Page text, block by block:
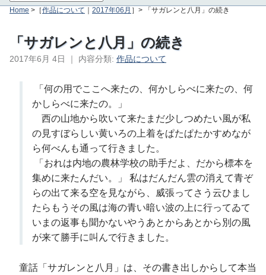
Home >［作品について ｜ 2017年06月 ］> 「サガレンと八月」の続き
「サガレンと八月」の続き
2017年6月 4日 ｜ 内容分類: 作品について
「何の用でここへ来たの、何かしらべに来たの、何
かしらべに来たの。」
西の山地から吹いて来たまだ少しつめたい風が私
の見すぼらしい黄いろの上着をぱたぱたかすめなが
ら何べんも通って行きました。
「おれは内地の農林学校の助手だよ、だから標本を
集めに来たんだい。」 私はだんだん雲の消えて青ぞ
らの出て来る空を見ながら、威張ってさう云ひまし
たらもうその風は海の青い暗い波の上に行ってゐて
いまの返事も聞かないやうあとからあとから別の風
が来て勝手に叫んで行きました。
童話「サガレンと八月」は、その書き出しからして本当